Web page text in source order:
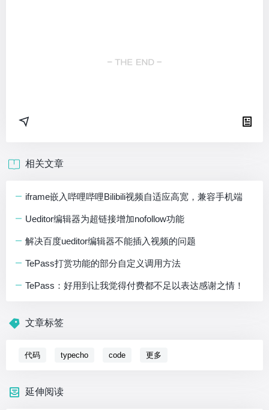
相关文章
iframe嵌入哔哩哔哩Bilibili视频自适应高宽，兼容手机端
Ueditor编辑器为超链接增加nofollow功能
解决百度ueditor编辑器不能插入视频的问题
TePass打赏功能的部分自定义调用方法
TePass：好用到让我觉得付费都不足以表达感谢之情！
文章标签
代码 typecho code 更多
延伸阅读